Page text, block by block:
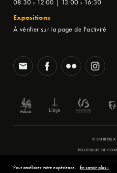
08:30 › 12:00 | 13:00 › 16:30
Expositions
À vérifier sur la page de l'activité
©
POLITIQUE DE
Pour améliorer votre expérience. En savoir plus ›